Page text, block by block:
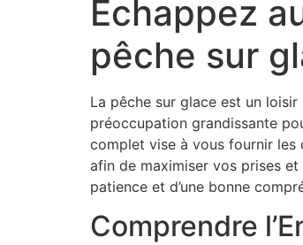
Échappez
pêche sur
La pêche sur glace est un
préoccupation grandissante
complet vise à vous fournir les
afin de maximiser vos prises et
patience et d’une bonne
Comprendre